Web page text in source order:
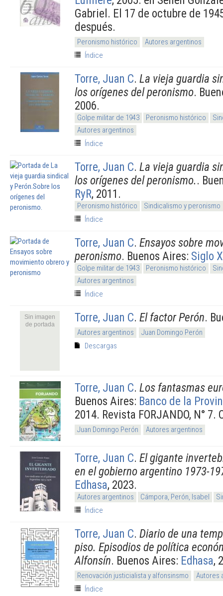
Gabriel. El 17 de octubre de
después.
Peronismo histórico
Autores argentinos
Índice
Torre, Juan C. La vieja guardia
los orígenes del peronismo.
2006.
Golpe militar de 1943 Peronismo histórico
Autores argentinos
Índice
Torre, Juan C. La vieja guardia
los orígenes del peronismo..
RyR, 2011.
Peronismo histórico
Sindicalismo y peronismo
Índice
Torre, Juan C. Ensayos sobre
peronismo. Buenos Aires: Siglo
Golpe militar de 1943 Peronismo histórico
Autores argentinos
Índice
Sin imagen
de portada
Torre, Juan C. El factor Perón.
Autores argentinos
Juan Domingo Perón
Descargas
Torre, Juan C. Los fantasmas
Buenos Aires: Banco de la
2014. Revista FORJANDO, N° 7.
Juan Domingo Perón Autores argentinos
Torre, Juan C. El gigante
en el gobierno argentino 1973-
Edhasa, 2023.
Autores argentinos Cámpora, Perón, Isabel
Índice
Torre, Juan C. Diario de una
piso. Episodios de política
Alfonsín. Buenos Aires: Edhasa,
Renovación justicialista y alfonsinsmo
Autores
Índice